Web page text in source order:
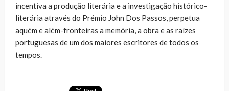
incentiva a produção literária e a investigação histórico-
literária através do Prémio John Dos Passos, perpetua
aquém e além-fronteiras a memória, a obra e as raízes
portuguesas de um dos maiores escritores de todos os
tempos.